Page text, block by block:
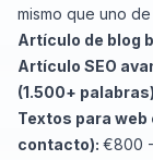
mismo que uno
Artículo de blog
Artículo SEO
(1.500+
Textos para
contacto): €800